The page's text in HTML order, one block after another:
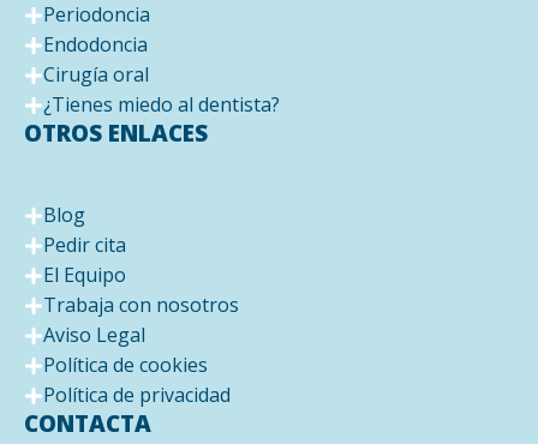
Periodoncia
Endodoncia
Cirugía oral
¿Tienes miedo al dentista?
OTROS ENLACES
Blog
Pedir cita
El Equipo
Trabaja con nosotros
Aviso Legal
Política de cookies
Política de privacidad
CONTACTA